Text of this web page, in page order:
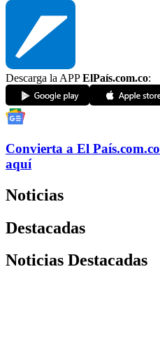
Descarga la APPElPaís.com.co:
Convierta a El País.com.co
aquí
Noticias
Destacadas
Noticias Destacadas